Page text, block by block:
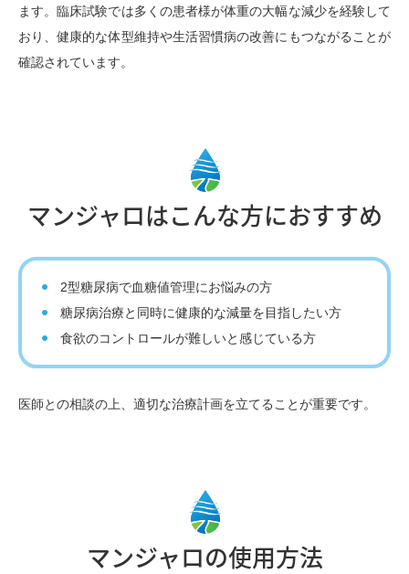
ます。臨床試験では多くの患者様が体重の大幅な減少を経験して
おり、健康的な体型維持や生活習慣病の改善にもつながることが
確認されています。
マンジャロはこんな方におすすめ
2型糖尿病で血糖値管理にお悩みの方
糖尿病治療と同時に健康的な減量を目指したい方
食欲のコントロールが難しいと感じている方
医師との相談の上、適切な治療計画を立てることが重要です。
マンジャロの使用方法